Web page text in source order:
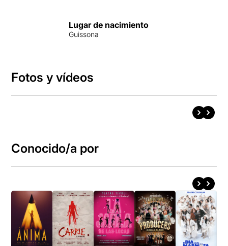
Lugar de nacimiento
Guissona
Fotos y vídeos
Conocido/a por